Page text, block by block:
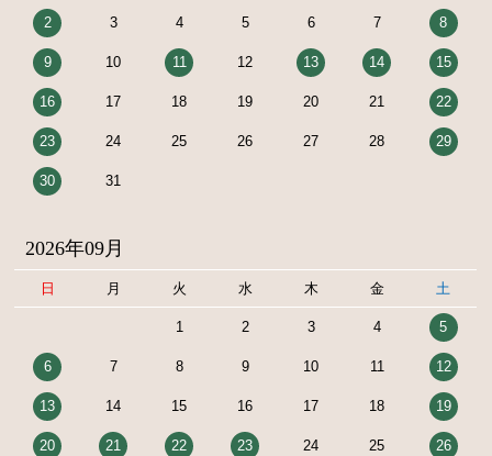
2 3 4 5 6 7 8
9 10 11 12 13 14 15
16 17 18 19 20 21 22
23 24 25 26 27 28 29
30 31
2026年09月
日 月 火 水 木 金 土
1 2 3 4 5
6 7 8 9 10 11 12
13 14 15 16 17 18 19
20 21 22 23 24 25 26